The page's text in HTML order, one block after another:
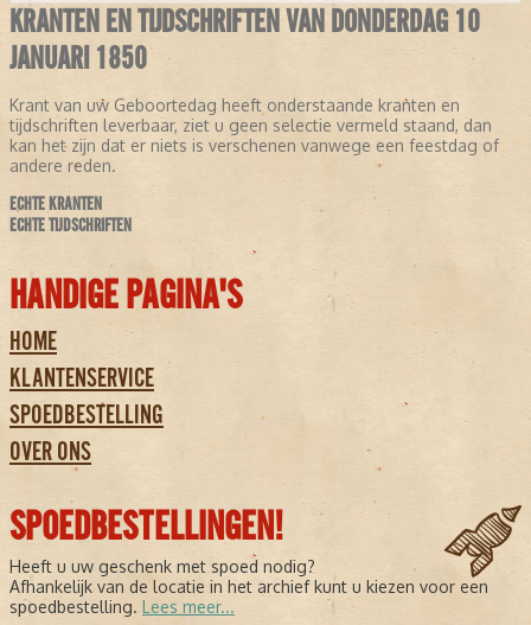
KRANTEN EN TIJDSCHRIFTEN VAN DONDERDAG 10
JANUARI 1850
Krant van uw Geboortedag heeft onderstaande kranten en
tijdschriften leverbaar, ziet u geen selectie vermeld staand, dan
kan het zijn dat er niets is verschenen vanwege een feestdag of
andere reden.
ECHTE KRANTEN
ECHTE TIJDSCHRIFTEN
HANDIGE PAGINA'S
HOME
KLANTENSERVICE
SPOEDBESTELLING
OVER ONS
SPOEDBESTELLINGEN!
Heeft u uw geschenk met spoed nodig?
Afhankelijk van de locatie in het archief kunt u kiezen voor een
spoedbestelling. Lees meer...